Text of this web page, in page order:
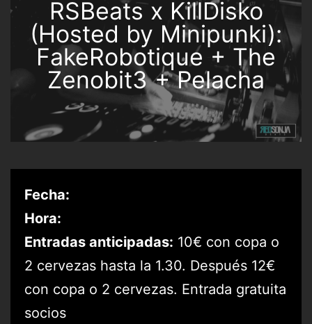
RSBeats x KillDisko
(Hosted by Minipunki):
FakeRobotique + The
Zenobit3 + Pelacha
Fecha:
Hora:
Entradas anticipadas: 10€ con copa o
2 cervezas hasta la 1.30. Después 12€
con copa o 2 cervezas. Entrada gratuita
socios